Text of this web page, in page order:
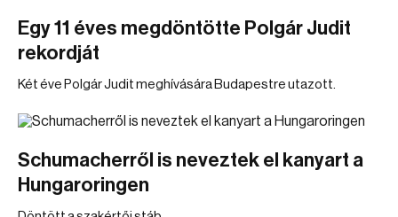
Egy 11 éves megdöntötte Polgár Judit
rekordját
Két éve Polgár Judit meghívására Budapestre utazott.
Schumacherről is neveztek el kanyart a
Hungaroringen